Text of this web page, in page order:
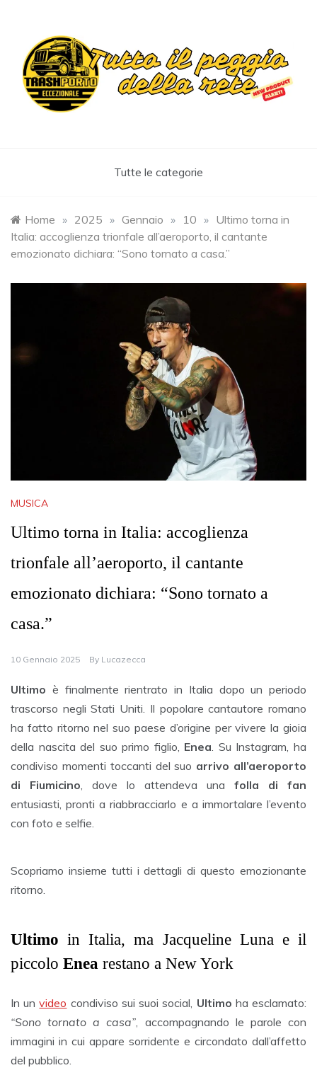
content
Tutte le categorie
Home » 2025 » Gennaio » 10 » Ultimo torna in
Italia: accoglienza trionfale all’aeroporto, il cantante
emozionato dichiara: “Sono tornato a casa.”
MUSICA
Ultimo torna in Italia: accoglienza
trionfale all’aeroporto, il cantante
emozionato dichiara: “Sono tornato a
casa.”
10 Gennaio 2025 By Lucazecca
Ultimo è finalmente rientrato in Italia dopo un periodo
trascorso negli Stati Uniti. Il popolare cantautore romano
ha fatto ritorno nel suo paese d’origine per vivere la gioia
della nascita del suo primo figlio, Enea . Su Instagram, ha
condiviso momenti toccanti del suo arrivo all’aeroporto
di Fiumicino , dove lo attendeva una folla di fan
entusiasti, pronti a riabbracciarlo e a immortalare l’evento
con foto e selfie.
Scopriamo insieme tutti i dettagli di questo emozionante
ritorno.
Ultimo in Italia, ma Jacqueline Luna e il
piccolo Enea restano a New York
In unvideo condiviso sui suoi social, Ultimo ha esclamato:
“Sono tornato a casa” , accompagnando le parole con
immagini in cui appare sorridente e circondato dall’affetto
del pubblico.